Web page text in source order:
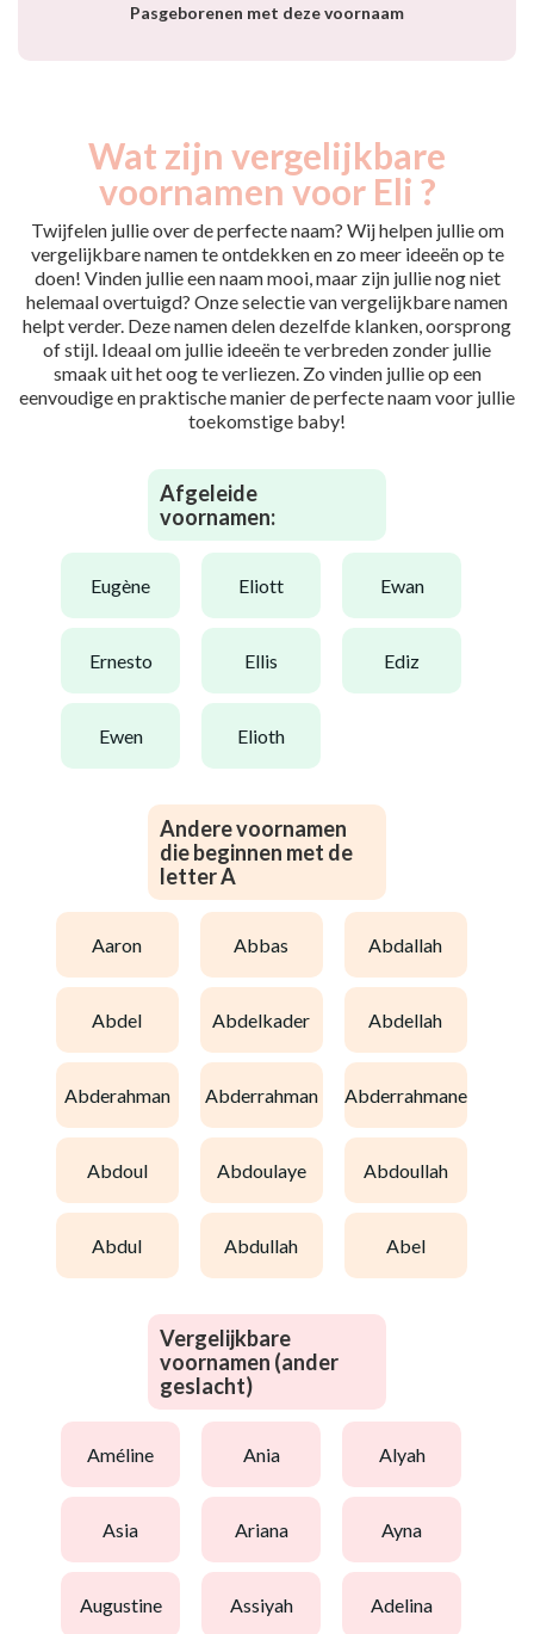
Pasgeborenen met deze voornaam
Wat zijn vergelijkbare
voornamen voor Eli ?
Twijfelen jullie over de perfecte naam? Wij helpen jullie om
vergelijkbare namen te ontdekken en zo meer ideeën op te
doen! Vinden jullie een naam mooi, maar zijn jullie nog niet
helemaal overtuigd? Onze selectie van vergelijkbare namen
helpt verder. Deze namen delen dezelfde klanken, oorsprong
of stijl. Ideaal om jullie ideeën te verbreden zonder jullie
smaak uit het oog te verliezen. Zo vinden jullie op een
eenvoudige en praktische manier de perfecte naam voor jullie
toekomstige baby!
Afgeleide
voornamen:
eugène eliott ewan
ernesto ellis ediz
ewen elioth
Andere voornamen
die beginnen met de
letter A
aaron abbas abdallah
abdel abdelkader abdellah
abderahman abderrahman abderrahmane
abdoul abdoulaye abdoullah
abdul abdullah abel
Vergelijkbare
voornamen (ander
geslacht)
améline ania alyah
asia ariana ayna
augustine assiyah adelina